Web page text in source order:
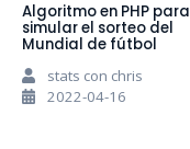
Algoritmo en PHP para
simular el sorteo del
Mundial de fútbol
stats con chris
2022-04-16